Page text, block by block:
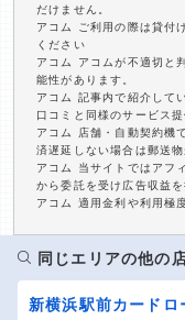
だけません。
アコム ご利用の際は貸付
ください
アコム アコムが不適切と
能性があります。
アコム 記事内で紹介して
口コミと同様のサービス
アコム 店舗・自動契約機
済遅延しない場合は郵送物
アコム 当サイトではアフ
から委託を受け広告収益
アコム 適用金利や利用極
同じエリアの他の
新横浜駅前カード